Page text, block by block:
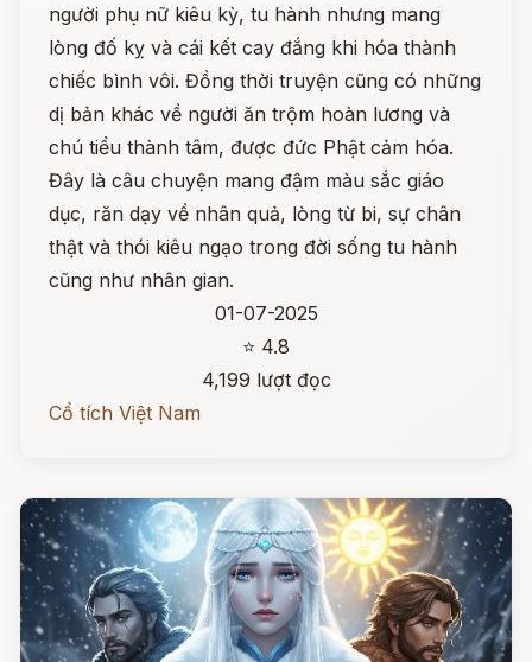
người phụ nữ kiêu kỳ, tu hành nhưng mang
lòng đố kỵ và cái kết cay đắng khi hóa thành
chiếc bình vôi. Đồng thời truyện cũng có những
dị bản khác về người ăn trộm hoàn lương và
chú tiểu thành tâm, được đức Phật cảm hóa.
Đây là câu chuyện mang đậm màu sắc giáo
dục, răn dạy về nhân quả, lòng từ bi, sự chân
thật và thói kiêu ngạo trong đời sống tu hành
cũng như nhân gian.
01-07-2025
⭐ 4.8
4,199 lượt đọc
Cổ tích Việt Nam